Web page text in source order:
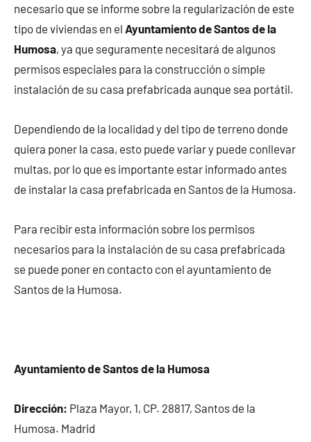
necesario que se informe sobre la regularización de este
tipo de viviendas en el Ayuntamiento de Santos de la
Humosa, ya que seguramente necesitará de algunos
permisos especiales para la construcción o simple
instalación de su casa prefabricada aunque sea portátil.
Dependiendo de la localidad y del tipo de terreno donde
quiera poner la casa, esto puede variar y puede conllevar
multas, por lo que es importante estar informado antes
de instalar la casa prefabricada en Santos de la Humosa.
Para recibir esta información sobre los permisos
necesarios para la instalación de su casa prefabricada
se puede poner en contacto con el ayuntamiento de
Santos de la Humosa.
Ayuntamiento de Santos de la Humosa
Dirección: Plaza Mayor, 1, CP. 28817, Santos de la
Humosa. Madrid